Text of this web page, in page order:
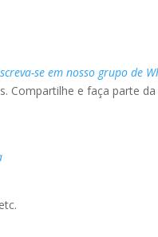
se em nosso grupo de
Compartilhe e faça parte da